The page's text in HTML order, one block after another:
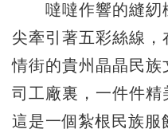
噠噠作響的縫紉
尖牽引著五彩絲線
情街的貴州晶晶民族
司工廠裏，一件件精
這是一個紮根民族服